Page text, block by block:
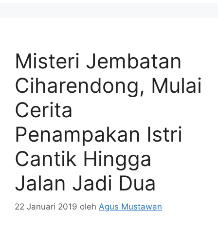
Misteri Jembatan
Ciharendong, Mulai
Cerita
Penampakan Istri
Cantik Hingga
Jalan Jadi Dua
22 Januari 2019 oleh Agus Mustawan